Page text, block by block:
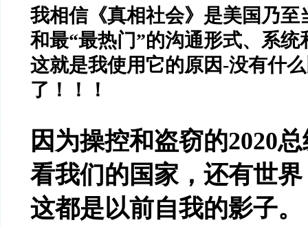
我相信《真相社会》是美国乃至
和最“最热门”的沟通形式、系统
这就是我使用它的原因-没有什
了！！！
因为操控和盗窃的2020
看我们的国家，还有世
这都是以前自我的影子。